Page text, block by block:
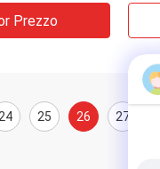
Prezzo
24 25 26 27